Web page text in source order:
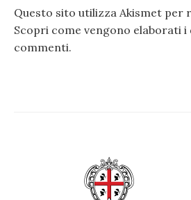
Questo sito utilizza Akismet per
Scopri come vengono elaborati
commenti.